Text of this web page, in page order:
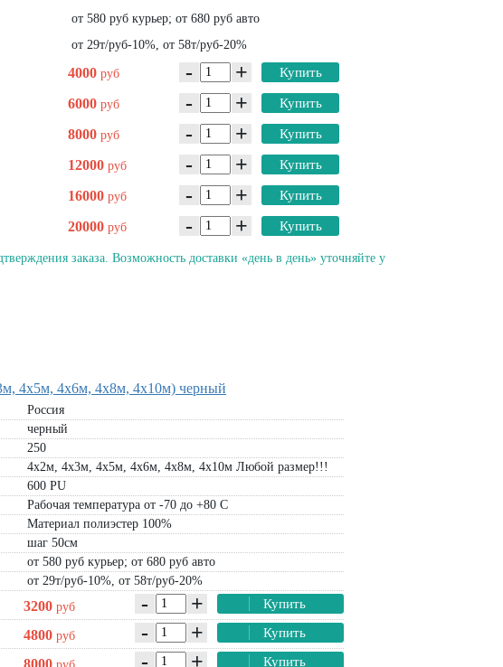
от 580 руб курьер; от 680 руб авто
от 29т/руб-10%, от 58т/руб-20%
4000 руб - + Купить
6000 руб - + Купить
8000 руб - + Купить
12000 руб - + Купить
16000 руб - + Купить
20000 руб - + Купить
заказа. Возможность доставки «день в день» уточняйте у
4х5м, 4х6м, 4х8м, 4х10м) черный
Россия
черный
250
4х2м, 4х3м, 4х5м, 4х6м, 4х8м, 4х10м Любой размер!!!
600 PU
Рабочая температура от -70 до +80 С
Материал полиэстер 100%
шаг 50см
от 580 руб курьер; от 680 руб авто
от 29т/руб-10%, от 58т/руб-20%
3200 руб - + Купить
4800 руб - + Купить
8000 - + Купить